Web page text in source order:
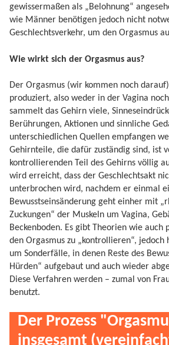
gewissermaßen als „Belohnung“
wie Männer benötigen jedoch nicht
Geschlechtsverkehr, um den Orgasmus
Wie wirkt sich der Orgasmus aus?
Der Orgasmus (wir kommen noch
produziert, also weder in der Vagina
sammelt das Gehirn viele,
Berührungen, Aktionen und sinnliche
unterschiedlichen Quellen empfangen
Gehirnteile, die dafür zuständig sind, ist
kontrollierenden Teil des Gehirns völlig
wird erreicht, dass der Geschlechtsakt
unterbrochen wird, nachdem er einmal
Bewusstseinsänderung geht einher mit
Zuckungen“ der Muskeln um Vagina,
Beckenboden. Es gibt Theorien wie auch
den Orgasmus zu „kontrollieren“, jedoch
um Sonderfälle, in denen Reste des
Hürden“ aufgebaut und auch wieder
Diese Verfahren werden – zumal von
benutzt.
Der Prozess
insgesamt